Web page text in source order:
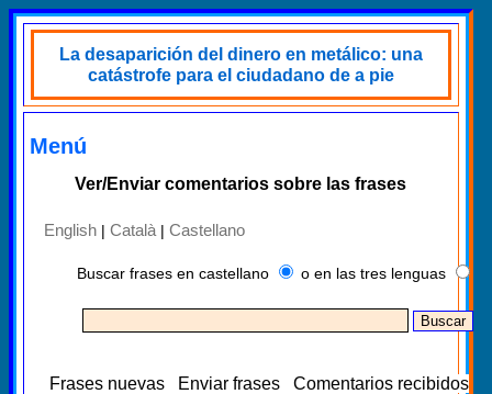
La desaparición del dinero en metálico: una
catástrofe para el ciudadano de a pie
Menú
Ver/Enviar comentarios sobre las frases
English | Català | Castellano
Buscar frases en castellano o en las tres lenguas
Frases nuevas Enviar frases Comentarios recibidos